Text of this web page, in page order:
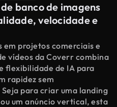
banco de imagens
velocidade e
em projetos comerciais e
vídeos da Coverr combina
flexibilidade de IA para
rapidez sem
para criar uma landing
um anúncio vertical, esta